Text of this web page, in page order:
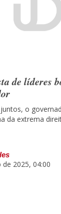
de líderes
o
da extrema
2025, 04:00